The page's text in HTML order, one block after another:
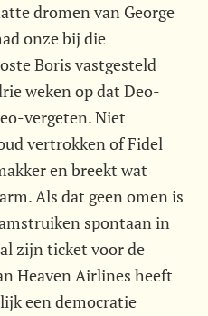
dromen van George
onze bij die
Boris vastgesteld
weken op dat Deo-
vergeten. Niet
vertrokken of Fidel
en breekt wat
Als dat geen omen is
spontaan in
zijn ticket voor de
Heaven Airlines heeft
een democratie